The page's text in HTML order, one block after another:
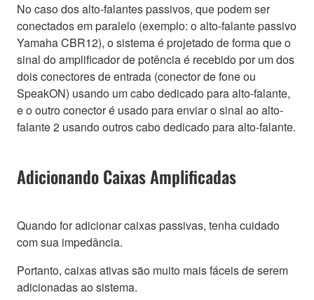
No caso dos alto-falantes passivos, que podem ser
conectados em paralelo (exemplo: o alto-falante passivo
Yamaha CBR12), o sistema é projetado de forma que o
sinal do amplificador de potência é recebido por um dos
dois conectores de entrada (conector de fone ou
SpeakON) usando um cabo dedicado para alto-falante,
e o outro conector é usado para enviar o sinal ao alto-
falante 2 usando outros cabo dedicado para alto-falante.
Adicionando Caixas Amplificadas
Quando for adicionar caixas passivas, tenha cuidado
com sua impedância.
Portanto, caixas ativas são muito mais fáceis de serem
adicionadas ao sistema.